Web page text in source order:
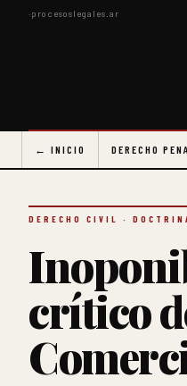
·procesoslegales.ar
← INICIO DERECHO
DERECHO CIVIL ·
crítico